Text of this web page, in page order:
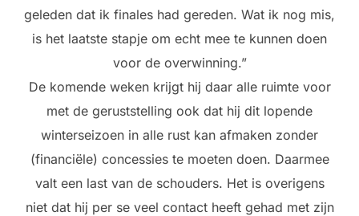
geleden dat ik finales had gereden. Wat ik nog mis,
is het laatste stapje om echt mee te kunnen doen
voor de overwinning.”
De komende weken krijgt hij daar alle ruimte voor
met de geruststelling ook dat hij dit lopende
winterseizoen in alle rust kan afmaken zonder
(financiële) concessies te moeten doen. Daarmee
valt een last van de schouders. Het is overigens
niet dat hij per se veel contact heeft gehad met zijn